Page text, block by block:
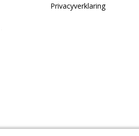
Privacyverklaring